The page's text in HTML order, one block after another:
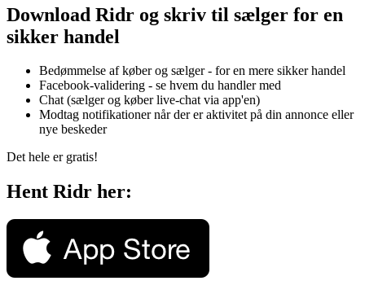
Download Ridr og skriv til sælger for en
sikker handel
Bedømmelse af køber og sælger - for en mere sikker handel
Facebook-validering - se hvem du handler med
Chat (sælger og køber live-chat via app'en)
Modtag notifikationer når der er aktivitet på din annonce eller
nye beskeder
Det hele er gratis!
Hent Ridr her: